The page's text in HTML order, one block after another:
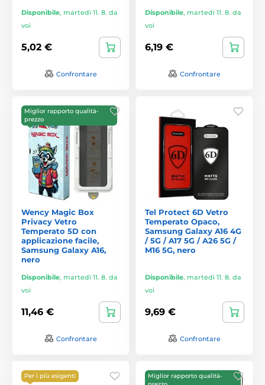
Disponibile, martedì 11. 8. da
voi
5,02 €
Confrontare
Disponibile, martedì 11. 8. da
voi
6,19 €
Confrontare
Miglior rapporto qualità-
prezzo
Wency Magic Box
Privacy Vetro
Temperato 5D con
applicazione facile,
Samsung Galaxy A16,
nero
Disponibile, martedì 11. 8. da
voi
11,46 €
Confrontare
Tel Protect 6D Vetro
Temperato Opaco,
Samsung Galaxy A16 4G
/ 5G / A17 5G / A26 5G /
M16 5G, nero
Disponibile, martedì 11. 8. da
voi
9,69 €
Confrontare
Per i più esigenti
Miglior rapporto qualità-